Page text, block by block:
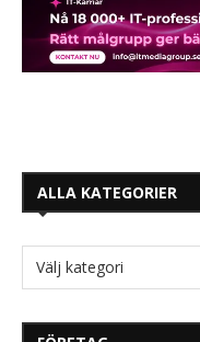
ALLA KATEGORIER